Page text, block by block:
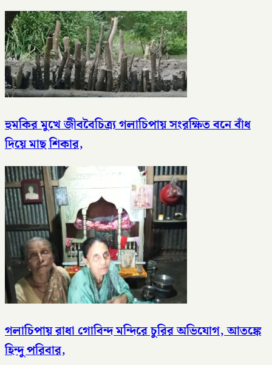
হুমকির মুখে জীববৈচিত্র্য গলাচিপায় সংরক্ষিত বনে বাঁধ
দিয়ে মাছ শিকার,
গলাচিপায় রাধা গোবিন্দ মন্দিরে চুরির অভিযোগ, আতঙ্কে
হিন্দু পরিবার,